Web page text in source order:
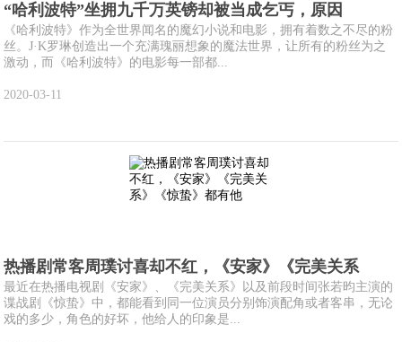
“哈利波特”坐拥九千万英镑却被当成乞丐，原因
《哈利波特》作为全世界闻名的魔幻小说和电影，拥有着数之不尽的粉
丝。J·K罗琳创造出一个充满瑰丽想象的魔法世界，让所有的粉丝为之
激动，而《哈利波特》的电影每一部都...
2020-03-11
热播剧常客周璞讨喜却不红，《安家》《完美关系
最近在热播电视剧《安家》、《完美关系》以及前段时间张若昀主演的
谍战剧《惊蛰》中，都能看到同一位演员分别饰演配角或者客串，无论
戏的多少，角色的好坏，他给人的印象是...